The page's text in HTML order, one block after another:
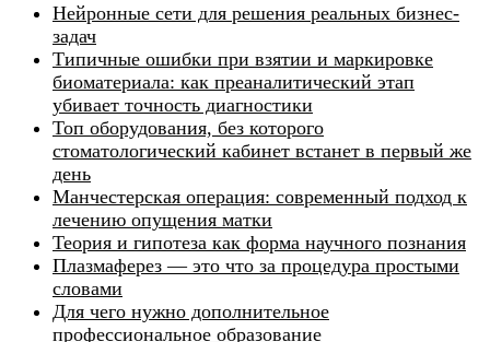
Нейронные сети для решения реальных бизнес-
задач
Типичные ошибки при взятии и маркировке
биоматериала: как преаналитический этап
убивает точность диагностики
Топ оборудования, без которого
стоматологический кабинет встанет в первый же
день
Манчестерская операция: современный подход к
лечению опущения матки
Теория и гипотеза как форма научного познания
Плазмаферез — это что за процедура простыми
словами
Для чего нужно дополнительное
профессиональное образование